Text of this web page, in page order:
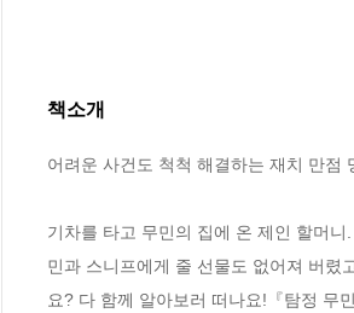
책소개
어려운 사건도 척척 해결하는 재치 만점
기차를 타고 무민의 집에 온 제인 할머
민과 스니프에게 줄 선물도 없어져 버렸
요? 다 함께 알아보러 떠나요!『탐정 무